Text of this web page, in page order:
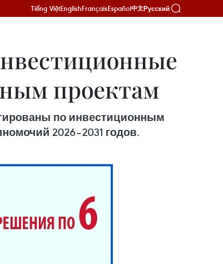
Tiếng ViệtEnglishFrançaisEspañol中文Русский
проектам
по инвестиционным
2026–2031 годов.